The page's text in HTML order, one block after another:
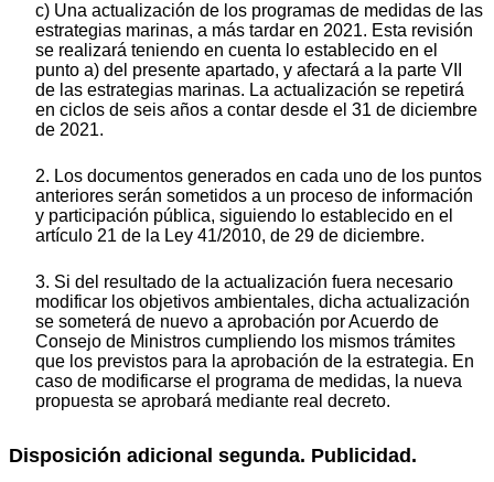
c) Una actualización de los programas de medidas de las
estrategias marinas, a más tardar en 2021. Esta revisión
se realizará teniendo en cuenta lo establecido en el
punto a) del presente apartado, y afectará a la parte VII
de las estrategias marinas. La actualización se repetirá
en ciclos de seis años a contar desde el 31 de diciembre
de 2021.
2. Los documentos generados en cada uno de los puntos
anteriores serán sometidos a un proceso de información
y participación pública, siguiendo lo establecido en el
artículo 21 de la Ley 41/2010, de 29 de diciembre.
3. Si del resultado de la actualización fuera necesario
modificar los objetivos ambientales, dicha actualización
se someterá de nuevo a aprobación por Acuerdo de
Consejo de Ministros cumpliendo los mismos trámites
que los previstos para la aprobación de la estrategia. En
caso de modificarse el programa de medidas, la nueva
propuesta se aprobará mediante real decreto.
Disposición adicional segunda. Publicidad.